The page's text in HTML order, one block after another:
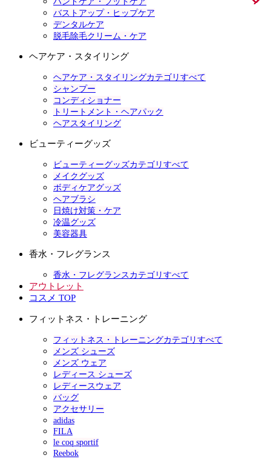
バストアップ・ヒップケア
デンタルケア
脱毛除毛クリーム・ケア
ヘアケア・スタイリング
ヘアケア・スタイリングカテゴリすべて
シャンプー
コンディショナー
トリートメント・ヘアパック
ヘアスタイリング
ビューティーグッズ
ビューティーグッズカテゴリすべて
メイクグッズ
ボディケアグッズ
ヘアブラシ
日焼け対策・ケア
冷温グッズ
美容器具
香水・フレグランス
香水・フレグランスカテゴリすべて
アウトレット
コスメ TOP
フィットネス・トレーニング
フィットネス・トレーニングカテゴリすべて
メンズ シューズ
メンズ ウェア
レディース シューズ
レディースウェア
バッグ
アクセサリー
adidas
FILA
le coq sportif
Reebok